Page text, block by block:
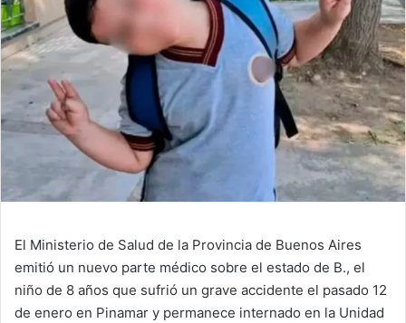
El Ministerio de Salud de la Provincia de Buenos Aires
emitió un nuevo parte médico sobre el estado de B., el
niño de 8 años que sufrió un grave accidente el pasado 12
de enero en Pinamar y permanece internado en la Unidad